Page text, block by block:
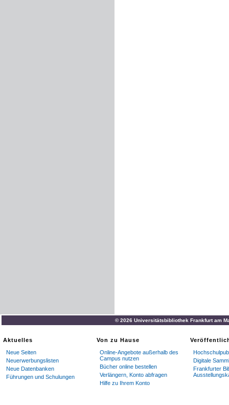
© 2026 Universitätsbibliothek Frankfurt am
Aktuelles
Neue Seiten
Neuerwerbungslisten
Neue Datenbanken
Führungen und Schulungen
Von zu Hause
Online-Angebote außerhalb des
Campus nutzen
Bücher online bestellen
Verlängern, Konto abfragen
Hilfe zu Ihrem Konto
Digitale
Frankfurter